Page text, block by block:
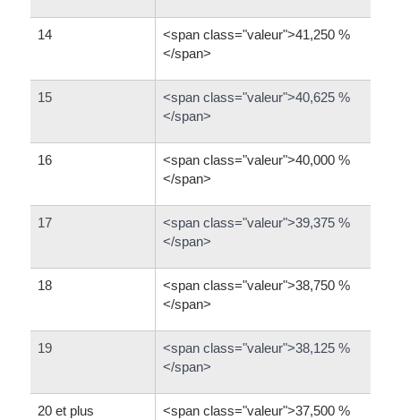
14
<span class="valeur">41,250 %
</span>
15
<span class="valeur">40,625 %
</span>
16
<span class="valeur">40,000 %
</span>
17
<span class="valeur">39,375 %
</span>
18
<span class="valeur">38,750 %
</span>
19
<span class="valeur">38,125 %
</span>
20 et plus
<span class="valeur">37,500 %